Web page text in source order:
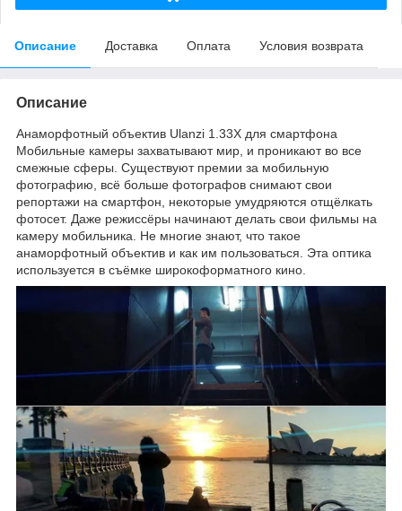
Описание Доставка Оплата Условия возврата
Описание
Анаморфотный объектив Ulanzi 1.33X для смартфона
Мобильные камеры захватывают мир, и проникают во все
смежные сферы. Существуют премии за мобильную
фотографию, всё больше фотографов снимают свои
репортажи на смартфон, некоторые умудряются отщёлкать
фотосет. Даже режиссёры начинают делать свои фильмы на
камеру мобильника. Не многие знают, что такое
анаморфотный объектив и как им пользоваться. Эта оптика
используется в съёмке широкоформатного кино.